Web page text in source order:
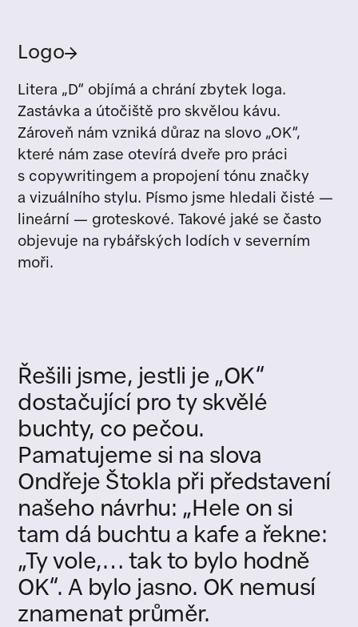
Logo→
Litera „D“ objímá a chrání zbytek loga.
Zastávka a útočiště pro skvělou kávu.
Zároveň nám vzniká důraz na slovo „OK“,
které nám zase otevírá dveře pro práci
s copywritingem a propojení tónu značky
a vizuálního stylu. Písmo jsme hledali čisté —
lineární — groteskové. Takové jaké se často
objevuje na rybářských lodích v severním
moři.
Řešili jsme, jestli je „OK“
dostačující pro ty skvělé
buchty, co pečou.
Pamatujeme si na slova
Ondřeje Štokla při představení
našeho návrhu: „Hele on si
tam dá buchtu a kafe a řekne:
„Ty vole,… tak to bylo hodně
OK“. A bylo jasno. OK nemusí
znamenat průměr.